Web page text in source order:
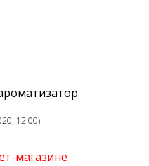
12:00)
магазине